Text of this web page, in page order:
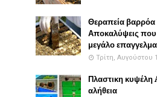
Θεραπεία βαρρόα
Αποκαλύψεις
μεγάλο
Τρίτη, Αυγούστου
Πλαστικη
αλήθεια